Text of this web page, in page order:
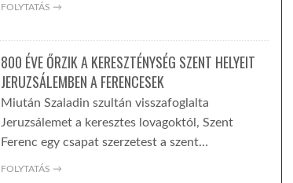
FOLYTATÁS →
800 ÉVE ŐRZIK A KERESZTÉNYSÉG SZENT HELYEIT
JERUZSÁLEMBEN A FERENCESEK
Miután Szaladin szultán visszafoglalta
Jeruzsálemet a keresztes lovagoktól, Szent
Ferenc egy csapat szerzetest a szent…
FOLYTATÁS →